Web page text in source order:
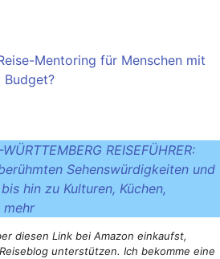
Mentoring für Menschen mit
Budget?
REISEFÜHRER:
Sehenswürdigkeiten und
hin zu Kulturen, Küchen,
mehr
diesen Link bei Amazon einkaufst,
unterstützen. Ich bekomme eine